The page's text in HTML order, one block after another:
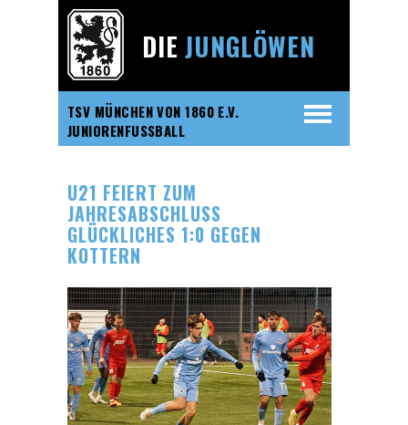
TSV MÜNCHEN VON 1860 E.V.
JUNIORENFUSSBALL
DIEJUNGLÖWEN
U21 FEIERT ZUM
JAHRESABSCHLUSS
GLÜCKLICHES 1:0 GEGEN
KOTTERN